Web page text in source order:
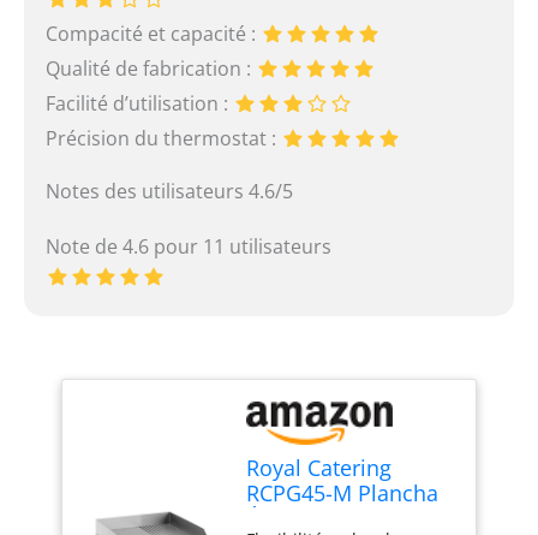
Compacité et capacité :
Qualité de fabrication :
Facilité d’utilisation :
Précision du thermostat :
Notes des utilisateurs 4.6/5
Note de 4.6 pour 11 utilisateurs
Royal Catering
RCPG45-M Plancha